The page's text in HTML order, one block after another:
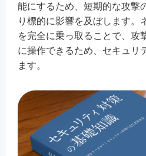
能にするため、短期的な攻撃
り標的に影響を及ぼします。
を完全に乗っ取ることで、攻
に操作できるため、セキュリ
ます。